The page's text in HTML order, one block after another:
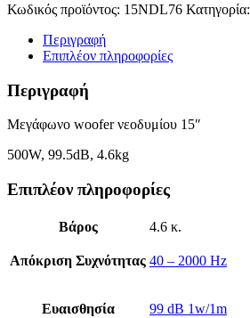
Κωδικός προϊόντος: 15NDL76 Κατηγορία:
Περιγραφή
Επιπλέον πληροφορίες
Περιγραφή
Μεγάφωνο woofer νεοδυμίου 15″
500W, 99.5dΒ, 4.6kg
Επιπλέον πληροφορίες
Βάρος 4.6 κ.
Απόκριση Συχνότητας 40 – 2000 Hz
Ευαισθησία 99 dB 1w/1m